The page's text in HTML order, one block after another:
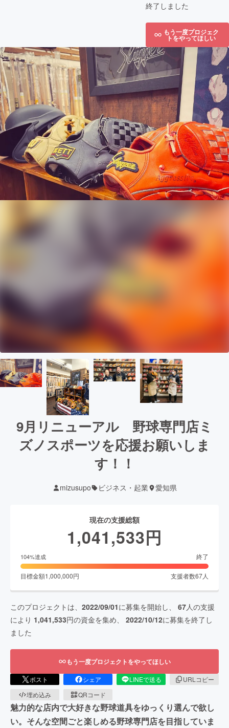
終了しました
もう一度プロジェク
トをやってほしい
9月リニューアル 野球専門店ミ
ズノスポーツを応援お願いしま
す！！
mizusupo ビジネス・起業 愛知県
現在の支援総額
1,041,533円
104%達成 終了
目標金額1,000,000円 支援者数67人
このプロジェクトは、 2022/09/01に募集を開始し、 67人の支援
により 1,041,533円の資金を集め、 2022/10/12に募集を終了し
ました
もう一度プロジェクトをやってほしい
ポスト シェア LINEで送る
URLコピー
埋め込み
QRコード
魅力的な店内で大好きな野球道具をゆっくり選んで欲し
い。そんな空間ごと楽しめる野球専門店を目指していま